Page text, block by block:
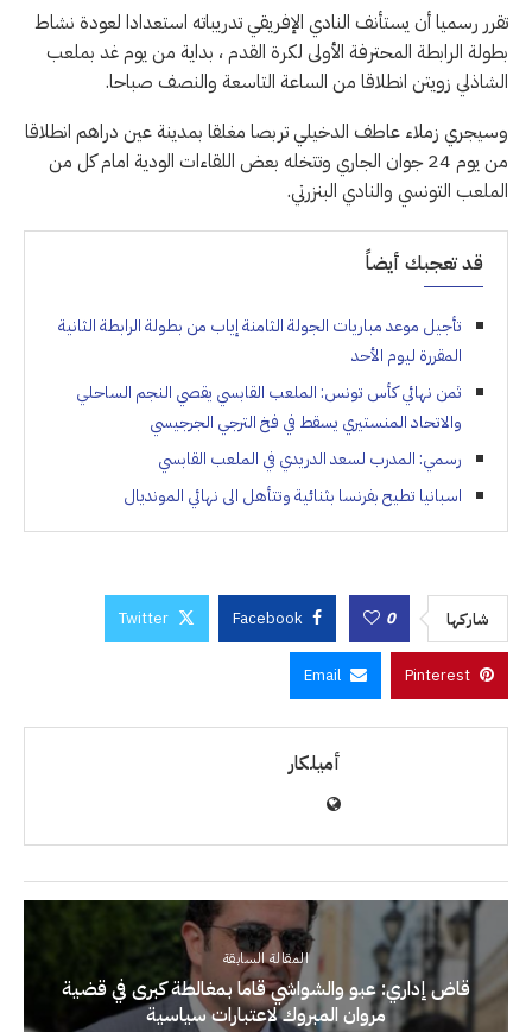
تقرر رسميا أن يستأنف النادي الإفريقي تدريباته استعدادا لعودة نشاط
بطولة الرابطة المحترفة الأولى لكرة القدم ، بداية من يوم غد بملعب
الشاذلي زويتن انطلاقا من الساعة التاسعة والنصف صباحا.
وسيجري زملاء عاطف الدخيلي تربصا مغلقا بمدينة عين دراهم انطلاقا
من يوم 24 جوان الجاري وتتخله بعض اللقاءات الودية امام كل من
الملعب التونسي والنادي البنزرتي.
قد تعجبك أيضاً
تأجيل موعد مباريات الجولة الثامنة إياب من بطولة الرابطة الثانية
المقررة ليوم الأحد
ثمن نهائي كأس تونس: الملعب القابسي يقصي النجم الساحلي
والاتحاد المنستيري يسقط في فخ الترجي الجرجيسي
رسمي: المدرب لسعد الدريدي في الملعب القابسي
اسبانيا تطيح بفرنسا بثنائية وتتأهل الى نهائي المونديال
شاركها 0
Facebook
Twitter
Pinterest
Email
أميلكار
المقالة السابقة
قاض إداري: عبو والشواشي قاما بمغالطة كبرى في قضية
مروان المبروك لاعتبارات سياسية